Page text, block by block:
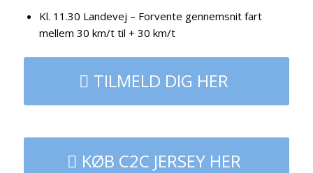
Kl. 11.30 Landevej – Forvente gennemsnit fart
mellem 30 km/t til + 30 km/t
TILMELD DIG HER
KØB C2C JERSEY HER